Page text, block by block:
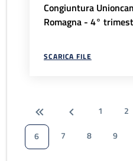
Congiuntura
Romagna - 4°
SCARICA FILE
1 2
6
7 8 9